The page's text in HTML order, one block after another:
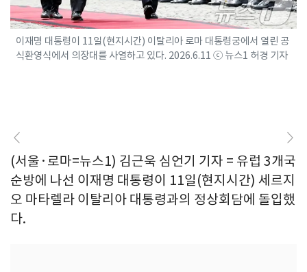
이재명 대통령이 11일(현지시간) 이탈리아 로마 대통령궁에서 열린 공
식환영식에서 의장대를 사열하고 있다. 2026.6.11 ⓒ 뉴스1 허경 기자
(서울·로마=뉴스1) 김근욱 심언기 기자 = 유럽 3개국
순방에 나선 이재명 대통령이 11일(현지시간) 세르지
오 마타렐라 이탈리아 대통령과의 정상회담에 돌입했
다.